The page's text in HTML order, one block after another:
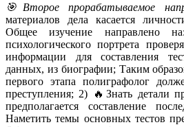
🎯Второе прорабатываемое
материалов дела касается
Общее изучение направлено
психологического портрета
информации для составления
данных, из биографии; Таким
первого этапа полиграфолог
преступления; 2) 🔥Знать детали
предполагается составление
Наметить темы основных тестов